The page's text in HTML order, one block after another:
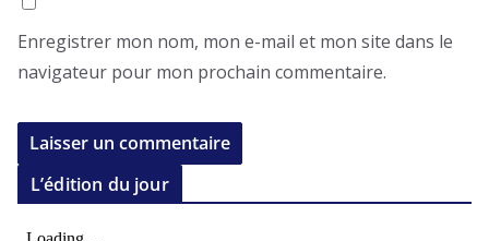
Enregistrer mon nom, mon e-mail et mon site dans le
navigateur pour mon prochain commentaire.
L’édition du jour